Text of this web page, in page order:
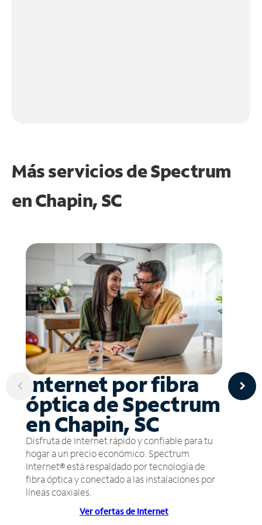
Más servicios de Spectrum
enChapin, SC
Internet por fibra
óptica de Spectrum
en Chapin, SC
Disfruta de Internet rápido y confiable para tu
hogar a un precio económico. Spectrum
Internet® está respaldado por tecnología de
fibra óptica y conectado a las instalaciones por
líneas coaxiales.
Ver ofertas de Internet